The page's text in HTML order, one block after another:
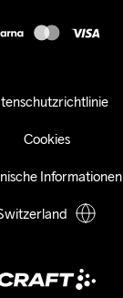
Cookies
Informationen